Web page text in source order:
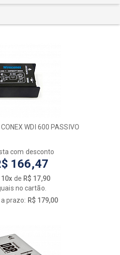
WDI 600 PASSIVO
com desconto
166,47
10x de R$ 17,90
no cartão.
prazo: R$ 179,00